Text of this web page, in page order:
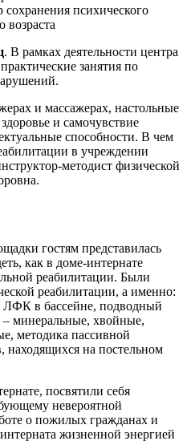
психического
возраста
. В рамках деятельности центра
занятия по
и массажерах, настольные
и самочувствие
способности. В чем
в учреждении
методист физической
гостям представилась
как в доме-интернате
реабилитации. Были
реабилитации, а именно:
ЛФК в бассейне, подводный
минеральные, хвойные,
методика пассивной
находящихся на постельном
посвятили себя
невероятной
о пожилых гражданах и
жизненной энергией